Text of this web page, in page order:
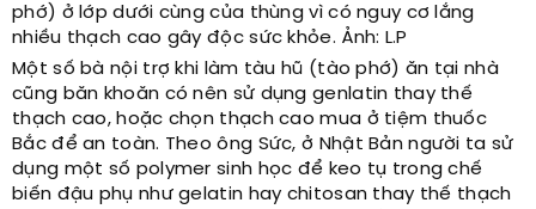
phớ) ở lớp dưới cùng của thùng vì có nguy cơ lắng
nhiều thạch cao gây độc sức khỏe. Ảnh: L.P
Một số bà nội trợ khi làm tàu hũ (tào phớ) ăn tại nhà
cũng băn khoăn có nên sử dụng genlatin thay thế
thạch cao, hoặc chọn thạch cao mua ở tiệm thuốc
Bắc để an toàn. Theo ông Sức, ở Nhật Bản người ta sử
dụng một số polymer sinh học để keo tụ trong chế
biến đậu phụ như gelatin hay chitosan thay thế thạch